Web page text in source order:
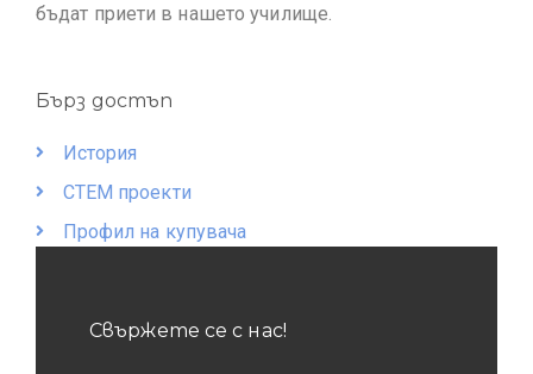
бъдат приети в нашето училище.
Бърз достъп
История
СТЕМ проекти
Профил на купувача
Свържете се с нас!